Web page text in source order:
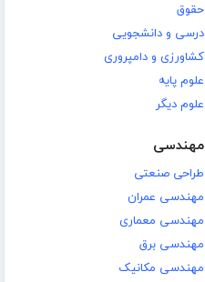
حقوق
درسی و دانشجویی
کشاورزی و دامپروری
علوم پایه
علوم دیگر
مهندسی
طراحی صنعتی
مهندسی عمران
مهندسی معماری
مهندسی برق
مهندسی مکانیک